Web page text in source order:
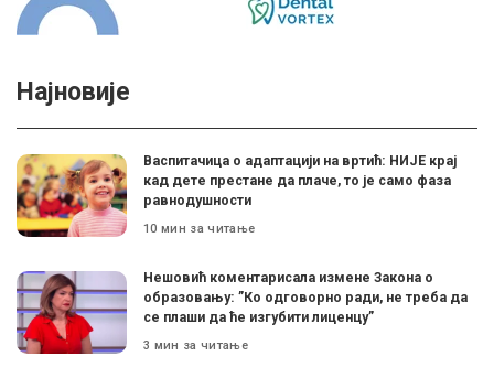
Најновије
Васпитачица о адаптацији на вртић: НИЈЕ крај
кад дете престане да плаче, то је само фаза
равнодушности
10 мин за читање
Нешовић коментарисала измене Закона о
образовању: ”Ко одговорно ради, не треба да
се плаши да ће изгубити лиценцу”
3 мин за читање